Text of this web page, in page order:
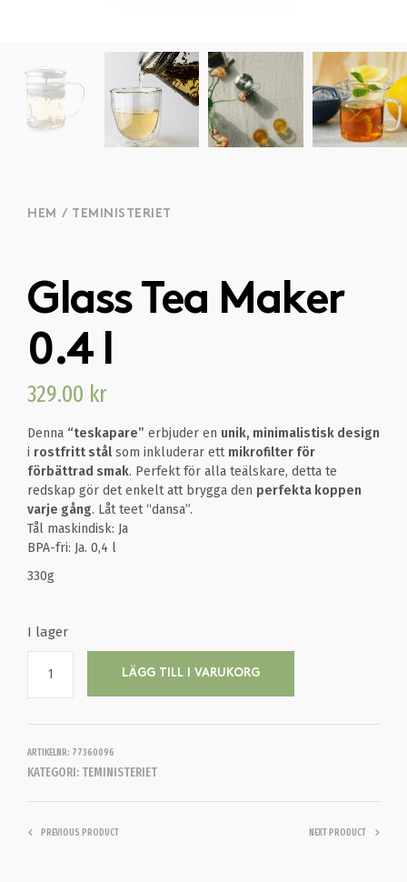
HEM / TEMINISTERIET
Glass Tea Maker
0.4 l
329.00 kr
Denna “teskapare” erbjuder en unik, minimalistisk design
i rostfritt stålsom inkluderar ett mikrofilter för
förbättrad smak. Perfekt för alla teälskare, detta te
redskap gör det enkelt att brygga den perfekta koppen
varje gång. Låt teet “dansa”.
Tål maskindisk: Ja
BPA-fri: Ja. 0,4 l
330g
I lager
LÄGG TILL I VARUKORG
ARTIKELNR: 77360096
KATEGORI: TEMINISTERIET
PREVIOUS PRODUCT NEXT PRODUCT